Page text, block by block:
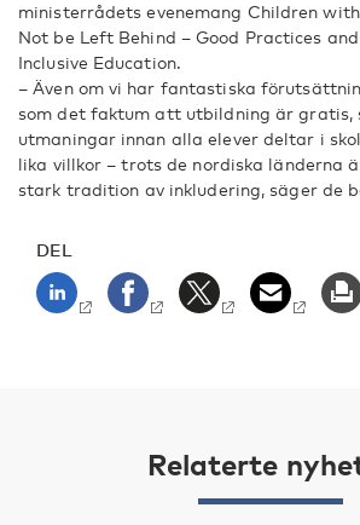
ministerrådets evenemang Children
Not be Left Behind – Good Practices
Inclusive Education.
– Även om vi har fantastiska
som det faktum att utbildning är gratis,
utmaningar innan alla elever deltar i
lika villkor – trots de nordiska länderna
stark tradition av inkludering, säger de
DEL
Relaterte